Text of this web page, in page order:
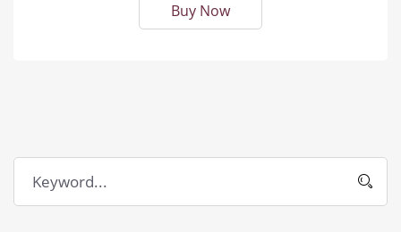
Buy Now